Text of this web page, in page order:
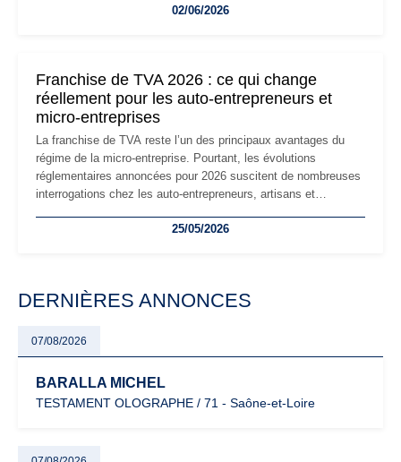
les auto-entrepreneurs devront s'adapter à un environnement
02/06/2026
Franchise de TVA 2026 : ce qui change
réellement pour les auto-entrepreneurs et
micro-entreprises
La franchise de TVA reste l’un des principaux avantages du
régime de la micro-entreprise. Pourtant, les évolutions
réglementaires annoncées pour 2026 suscitent de nombreuses
interrogations chez les auto-entrepreneurs, artisans et
facturation ou risque de bascule vers la TVA : les règles
25/05/2026
DERNIÈRES ANNONCES
07/08/2026
BARALLA MICHEL
TESTAMENT OLOGRAPHE / 71 - Saône-et-Loire